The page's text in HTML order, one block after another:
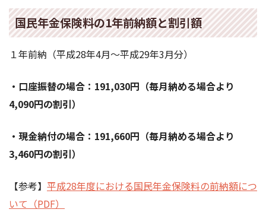
国民年金保険料の1年前納額と割引額
１年前納（平成28年4月～平成29年3月分）
・口座振替の場合：191,030円（毎月納める場合より
4,090円の割引）
・現金納付の場合：191,660円（毎月納める場合より
3,460円の割引）
【参考】 平成28年度における国民年金保険料の前納額につ
いて（PDF）